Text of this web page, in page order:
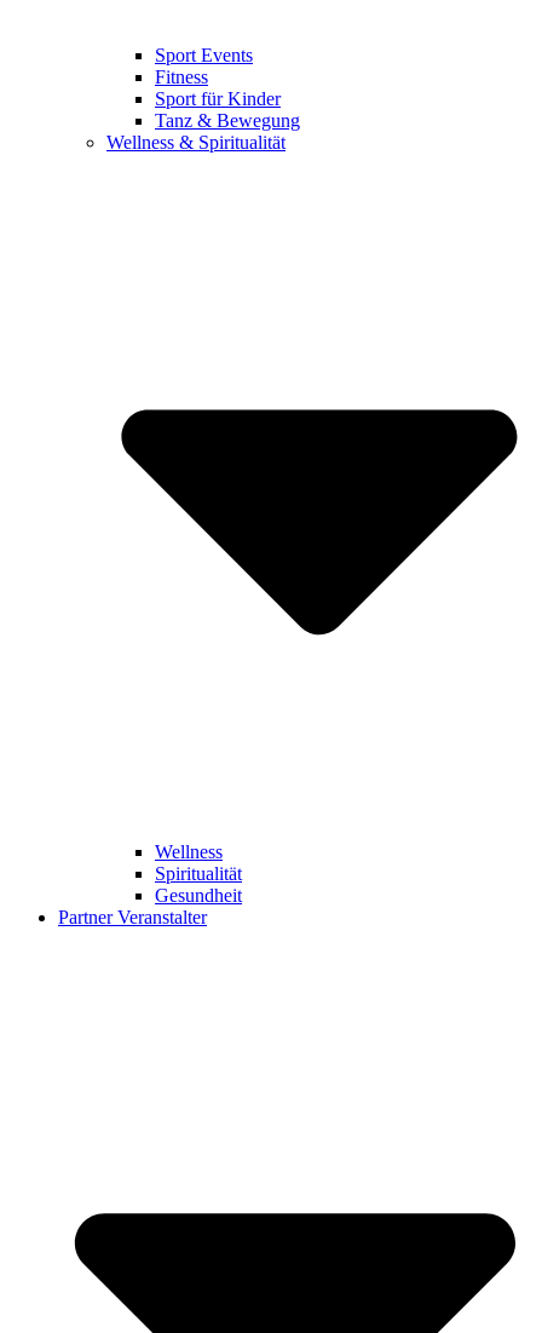
Sport Events
Fitness
Sport für Kinder
Tanz & Bewegung
Wellness & Spiritualität
Wellness
Spiritualität
Gesundheit
Partner Veranstalter